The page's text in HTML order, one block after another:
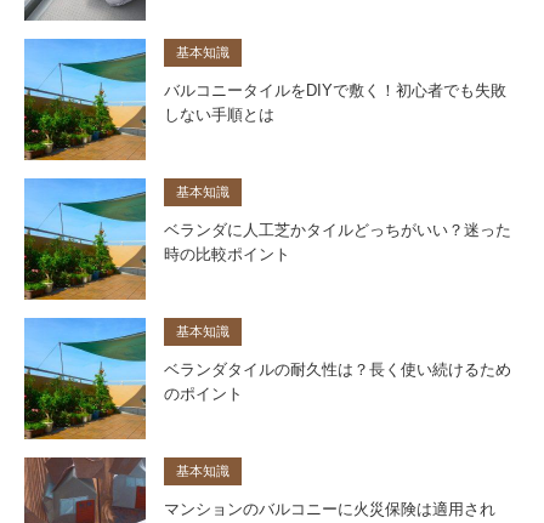
基本知識
バルコニータイルをDIYで敷く！初心者でも失敗
しない手順とは
基本知識
ベランダに人工芝かタイルどっちがいい？迷った
時の比較ポイント
基本知識
ベランダタイルの耐久性は？長く使い続けるため
のポイント
基本知識
マンションのバルコニーに火災保険は適用され